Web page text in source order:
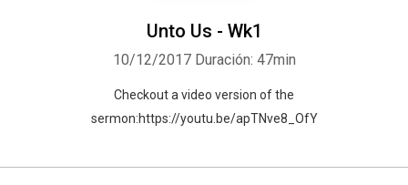
Unto Us - Wk1
10/12/2017 Duración: 47min
Checkout a video version of the
sermon:https://youtu.be/apTNve8_OfY